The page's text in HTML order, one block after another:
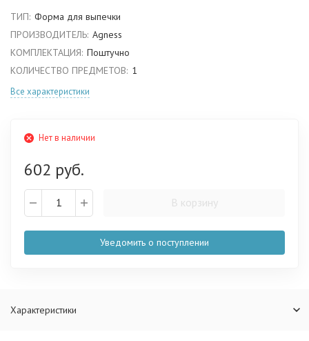
ТИП: Форма для выпечки
ПРОИЗВОДИТЕЛЬ: Agness
КОМПЛЕКТАЦИЯ: Поштучно
КОЛИЧЕСТВО ПРЕДМЕТОВ: 1
Все характеристики
Нет в наличии
602 руб.
В корзину
Уведомить о поступлении
Характеристики